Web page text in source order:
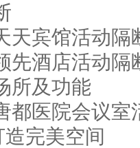
天宾馆活动隔
先酒店活动隔
所及功能
都医院会议室
完美空间